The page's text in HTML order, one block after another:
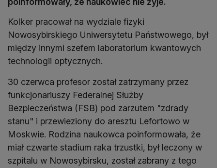
Kolker pracował na wydziale fizyki
Nowosybirskiego Uniwersytetu Państwowego, był
między innymi szefem laboratorium kwantowych
technologii optycznych.
30 czerwca profesor został zatrzymany przez
funkcjonariuszy Federalnej Służby
Bezpieczeństwa (FSB) pod zarzutem "zdrady
stanu" i przewieziony do aresztu Lefortowo w
Moskwie. Rodzina naukowca poinformowała, że
miał czwarte stadium raka trzustki, był leczony w
szpitalu w Nowosybirsku, został zabrany z tego